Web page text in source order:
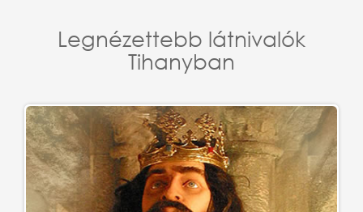
Legnézettebb látnivalók
Tihanyban